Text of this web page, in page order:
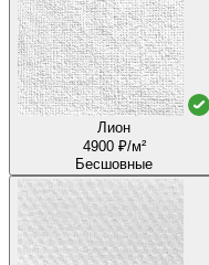
Лион
4900 ₽/м²
Бесшовные